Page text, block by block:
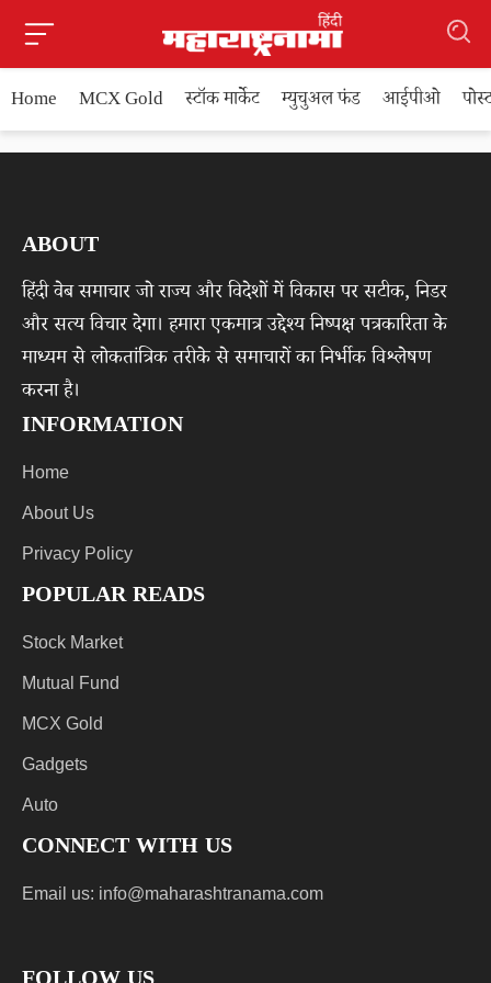
Home MCX Gold स्टॉक मार्केट म्युचुअल फंड आईपीओ
ABOUT
हिंदी वेब समाचार जो राज्य और विदेशों में विकास पर सटीक, निडर
और सत्य विचार देगा। हमारा एकमात्र उद्देश्य निष्पक्ष पत्रकारिता के
माध्यम से लोकतांत्रिक तरीके से समाचारों का निर्भीक विश्लेषण
करना है।
INFORMATION
Home
About Us
Privacy Policy
POPULAR READS
Stock Market
Mutual Fund
MCX Gold
Gadgets
Auto
CONNECT WITH US
Email us: info@maharashtranama.com